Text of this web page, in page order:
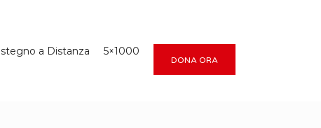
a Distanza 5×1000
DONA ORA